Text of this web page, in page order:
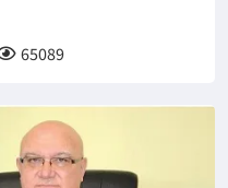
65089